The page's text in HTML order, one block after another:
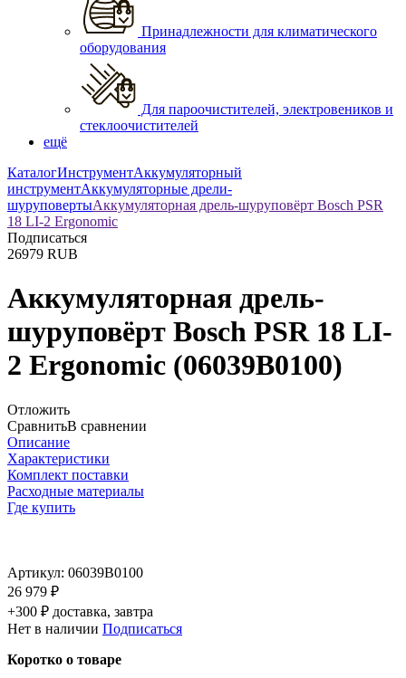
Принадлежности для климатического
оборудования
Для пароочистителей, электровеников и
стеклоочистителей
ещё
КаталогИнструментАккумуляторный
инструментАккумуляторные дрели-
шуруповертыАккумуляторная дрель-шуруповёрт Bosch PSR
18 LI-2 Ergonomic
Подписаться
26979 RUB
Аккумуляторная дрель-
шуруповёрт Bosch PSR 18 LI-
2 Ergonomic (06039B0100)
Отложить
СравнитьВ сравнении
Описание
Характеристики
Комплект поставки
Расходные материалы
Где купить
Артикул: 06039B0100
26 979 ₽
+300 ₽ доставка, завтра
Нет в наличии Подписаться
Коротко о товаре